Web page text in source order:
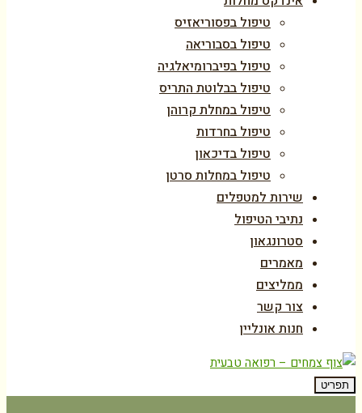
טיפול בפסוריאזיס
טיפול בסבוריאה
טיפול בפיברומיאלגיה
טיפול בבלוטת התריס
טיפול במחלת קרוהן
טיפול בחרדות
טיפול בדיכאון
טיפול במחלות סרטן
שירות למטפלים
נתיבי הטיפול
סטרונגאון
מאמרים
ממליצים
צור קשר
חנות אונליין
תפריט